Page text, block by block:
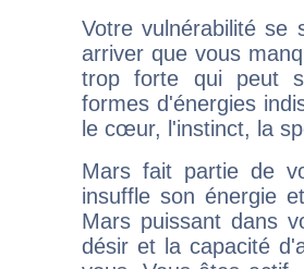
Votre vulnérabilité se
arriver que vous
trop forte qui peut
formes d'énergies
le cœur, l'instinct, la
Mars fait partie de
insuffle son énergie
Mars puissant dans
désir et la capacité